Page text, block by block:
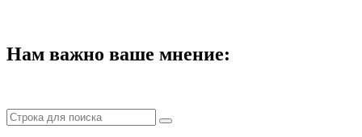
Нам важно ваше мнение: